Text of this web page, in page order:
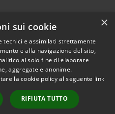
Copyright © 2021 • Città
di San Benedetto Po •
Powered byMunicipium
Accesso redazione
×
sui cookie
tecnici e assimilati strettamente
e alla navigazione del sito,
al solo fine di elaborare
aggregate e anonime.
la cookie policy al seguente link
RIFIUTA TUTTO